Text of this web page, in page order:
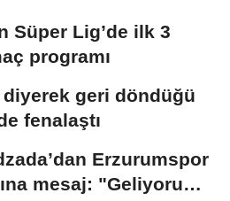
Süper Lig’de ilk 3
programı
geri döndüğü
fenalaştı
Erzurumspor
mesaj: "Geliyorum